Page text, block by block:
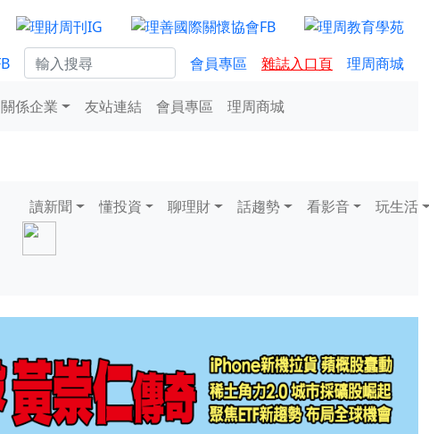
會員專區 雜誌入口頁 理周商城
關係企業 友站連結 會員專區 理周商城
讀新聞 懂投資 聊理財 話趨勢 看影音 玩生活